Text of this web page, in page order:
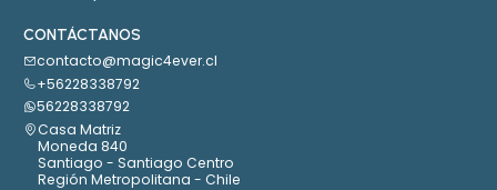
CONTÁCTANOS
contacto@magic4ever.cl
+56228338792
56228338792
Casa Matriz
Moneda 840
Santiago - Santiago Centro
Región Metropolitana - Chile